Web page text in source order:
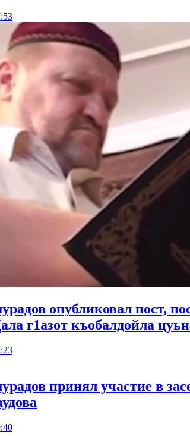
опубликовал пост,
г1азот къобалдойла
принял участие в